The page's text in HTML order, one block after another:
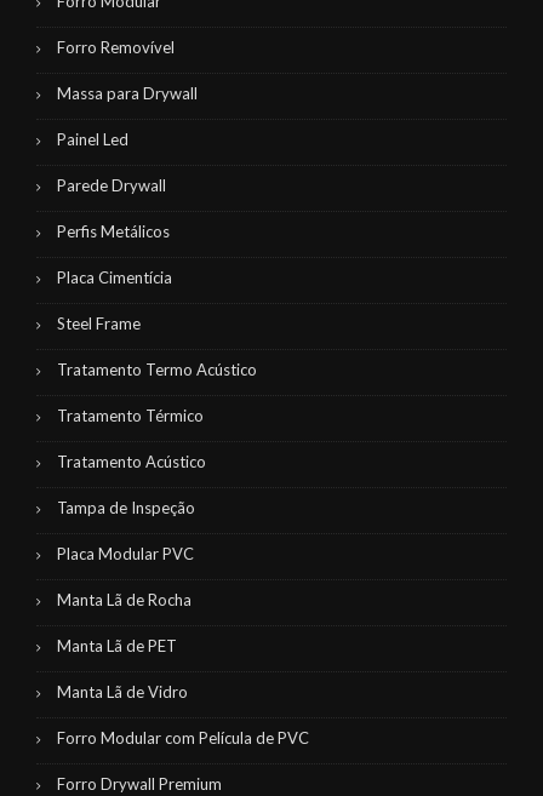
Forro Removível
Massa para Drywall
Painel Led
Parede Drywall
Perfis Metálicos
Placa Cimentícia
Steel Frame
Tratamento Termo Acústico
Tratamento Térmico
Tratamento Acústico
Tampa de Inspeção
Placa Modular PVC
Manta Lã de Rocha
Manta Lã de PET
Manta Lã de Vidro
Forro Modular com Película de PVC
Forro Drywall Premium